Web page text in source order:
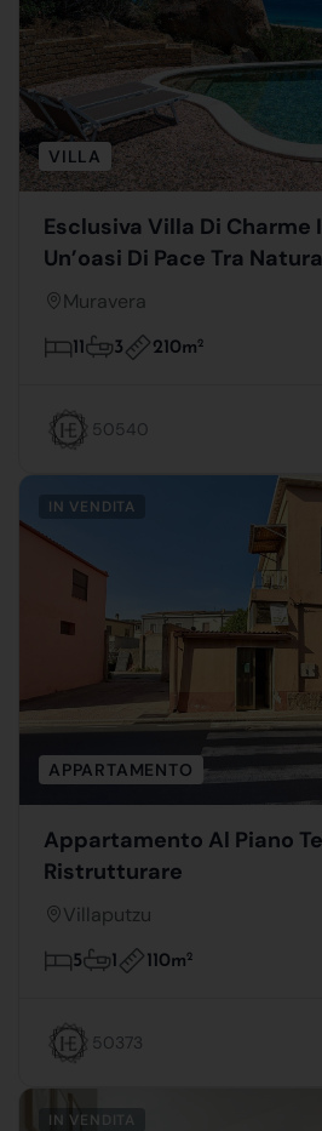
VILLA
Esclusiva Villa Di Charme
Un’oasi Di Pace Tra
Muravera
11 3 210m2
50540
IN VENDITA
APPARTAMENTO
Appartamento Al Piano
Ristrutturare
Villaputzu
5 1 110m2
50373
IN VENDITA